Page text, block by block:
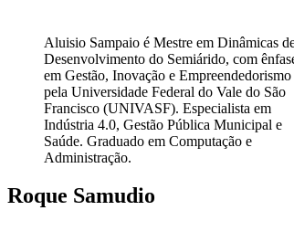
Aluisio Sampaio é Mestre em Dinâmicas
Desenvolvimento do Semiárido, com
em Gestão, Inovação e Empreendedorismo
pela Universidade Federal do Vale do São
Francisco (UNIVASF). Especialista em
Indústria 4.0, Gestão Pública Municipal e
Saúde. Graduado em Computação e
Administração.
Roque Samudio